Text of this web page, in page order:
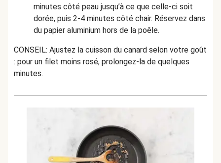
minutes côté peau jusqu’à ce que celle-ci soit
dorée, puis 2-4 minutes côté chair. Réservez dans
du papier aluminium hors de la poêle.
CONSEIL: Ajustez la cuisson du canard selon votre goût
: pour un filet moins rosé, prolongez-la de quelques
minutes.